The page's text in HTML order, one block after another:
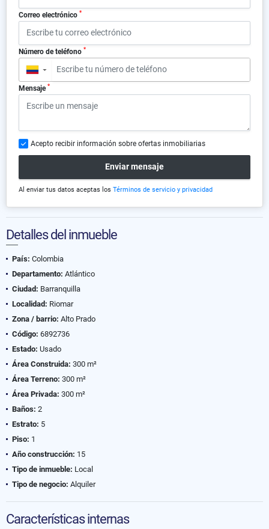
Correo electrónico *
Número de teléfono *
▼
Mensaje *
Acepto recibir información sobre ofertas inmobiliarias
Enviar mensaje
Al enviar tus datos aceptas los Términos de servicio y privacidad
Detalles del inmueble
País: Colombia
Departamento: Atlántico
Ciudad: Barranquilla
Localidad: Riomar
Zona / barrio: Alto Prado
Código: 6892736
Estado: Usado
Área Construida: 300 m²
Área Terreno: 300 m²
Área Privada: 300 m²
Baños: 2
Estrato: 5
Piso: 1
Año construcción: 15
Tipo de inmueble: Local
Tipo de negocio: Alquiler
Características internas